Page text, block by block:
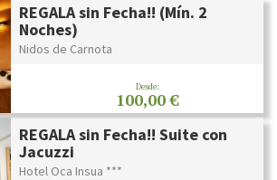
REGALA sin Fecha!! (Mín. 2
Noches)
Nidos de Carnota
Desde:
100,00 €
REGALA sin Fecha!! Suite con
Jacuzzi
Hotel Oca Insua ***